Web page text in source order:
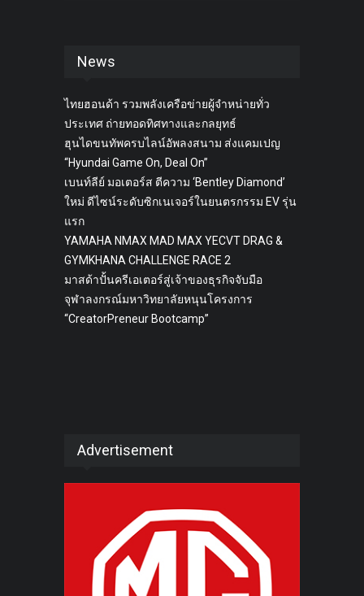
News
ไทยฮอนด้า รวมพลังเครือข่ายผู้จำหน่ายทั่ว
ประเทศ ถ่ายทอดทิศทางและกลยุทธ์
ฮุนไดขนทัพครบไลน์อัพลงสนาม ส่งแคมเปญ
“Hyundai Game On, Deal On”
เบนท์ลีย์ มอเตอร์ส ตีความ ‘Bentley Diamond’
ใหม่ ดีไซน์ระดับซิกเนเจอร์ในยนตรกรรม EV รุ่น
แรก
YAMAHA NMAX MAD MAX YECVT DRAG &
GYMKHANA CHALLENGE RACE 2
มาสด้าปั้นครีเอเตอร์สู่เจ้าของธุรกิจจับมือ
จุฬาลงกรณ์มหาวิทยาลัยหนุนโครงการ
“CreatorPreneur Bootcamp”
Advertisement